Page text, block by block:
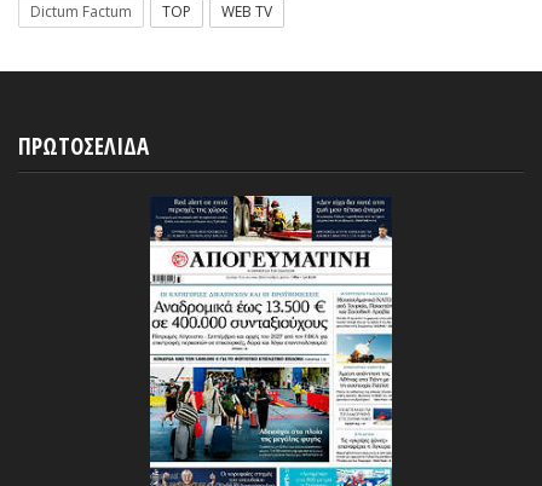
Dictum Factum
TOP WEB TV
ΠΡΩΤΟΣΕΛΙΔΑ